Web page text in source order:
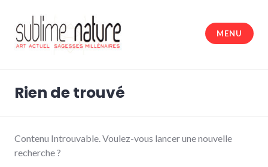
contenu
principal
MENU
Rien de trouvé
Contenu Introuvable. Voulez-vous lancer une nouvelle
recherche ?